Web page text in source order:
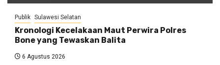
Publik Sulawesi Selatan
Kronologi Kecelakaan Maut Perwira Polres
Bone yang Tewaskan Balita
6 Agustus 2026